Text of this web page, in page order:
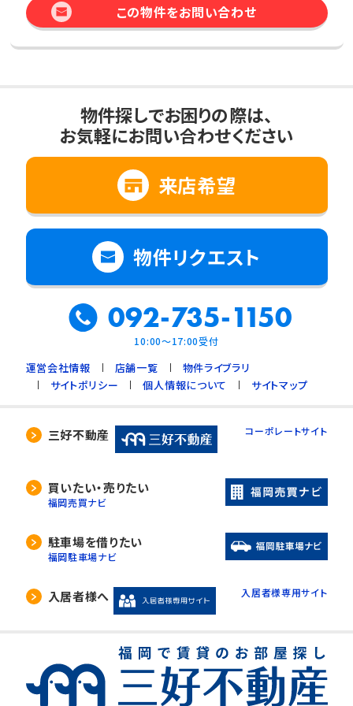
この物件をお問い合わせ
物件探しでお困りの際は、
お気軽にお問い合わせください
来店希望
物件リクエスト
092-735-1150
10:00～17:00受付
運営会社情報 店舗一覧
物件ライブラリ
サイトポリシー
個人情報について サイトマップ
三好不動産 コーポレートサイト
買いたい・売りたい
福岡売買ナビ
駐車場を借りたい
福岡駐車場ナビ
入居者様へ 入居者様専用サイト